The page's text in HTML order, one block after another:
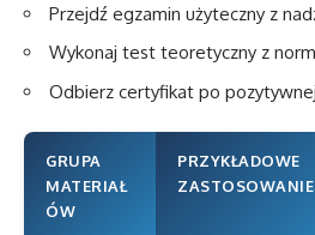
Przejdź egzamin użyteczny z
Wykonaj test teoretyczny z
Odbierz certyfikat po
GRUPA
MATERIAŁ
ÓW
PRZYKŁADOWE
ZASTOSOWANIE